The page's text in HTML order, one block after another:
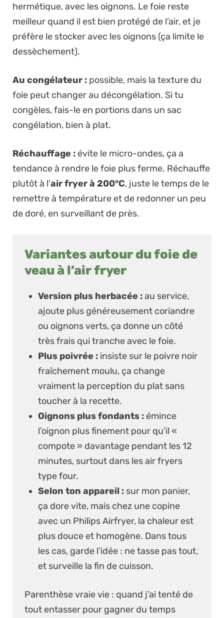
hermétique, avec les oignons. Le foie reste
meilleur quand il est bien protégé de l’air, et je
préfère le stocker avec les oignons (ça limite le
dessèchement).
Au congélateur : possible, mais la texture du
foie peut changer au décongélation. Si tu
congèles, fais-le en portions dans un sac
congélation, bien à plat.
Réchauffage : évite le micro-ondes, ça a
tendance à rendre le foie plus ferme. Réchauffe
plutôt à l’air fryer à 200°C, juste le temps de le
remettre à température et de redonner un peu
de doré, en surveillant de près.
Variantes autour du foie de
veau à l’air fryer
Version plus herbacée :au service,
ajoute plus généreusement coriandre
ou oignons verts, ça donne un côté
très frais qui tranche avec le foie.
Plus poivrée : insiste sur le poivre noir
fraîchement moulu, ça change
vraiment la perception du plat sans
toucher à la recette.
Oignons plus fondants : émince
l’oignon plus finement pour qu’il «
compote » davantage pendant les 12
minutes, surtout dans les air fryers
type four.
Selon ton appareil : sur mon panier,
ça dore vite, mais chez une copine
avec un Philips Airfryer, la chaleur est
plus douce et homogène. Dans tous
les cas, garde l’idée : ne tasse pas tout,
et surveille la fin de cuisson.
Parenthèse vraie vie : quand j’ai tenté de
tout entasser pour gagner du temps